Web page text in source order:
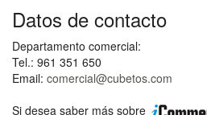
Datos de contacto
Departamento comercial:
Tel.: 961 351 650
Email: comercial@cubetos.com
Si desea saber más sobre